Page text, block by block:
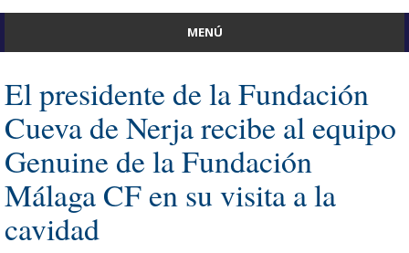
MENÚ
El presidente de la Fundación
Cueva de Nerja recibe al equipo
Genuine de la Fundación
Málaga CF en su visita a la
cavidad